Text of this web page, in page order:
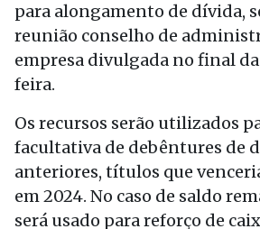
para alongamento de dívida,
reunião conselho de
empresa divulgada no final
feira.
Os recursos serão utilizados
facultativa de debêntures de
anteriores, títulos que
em 2024. No caso de saldo
será usado para reforço de